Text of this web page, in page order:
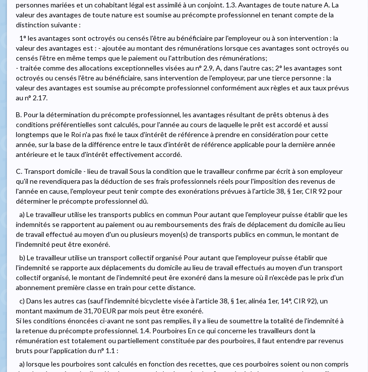
personnes mariées et un cohabitant légal est assimilé à un conjoint. 1.3. Avantages de toute nature A. La
valeur des avantages de toute nature est soumise au précompte professionnel en tenant compte de la
distinction suivante :
1° les avantages sont octroyés ou censés l'être au bénéficiaire par l'employeur ou à son intervention : la
valeur des avantages est : - ajoutée au montant des rémunérations lorsque ces avantages sont octroyés ou
censés l'être en même temps que le paiement ou l'attribution des rémunérations;
- traitée comme des allocations exceptionnelles visées au n° 2.9, A, dans l'autre cas; 2° les avantages sont
octroyés ou censés l'être au bénéficiaire, sans intervention de l'employeur, par une tierce personne : la
valeur des avantages est soumise au précompte professionnel conformément aux règles et aux taux prévus
au n° 2.17.
B. Pour la détermination du précompte professionnel, les avantages résultant de prêts obtenus à des
conditions préférentielles sont calculés, pour l'année au cours de laquelle le prêt est accordé et aussi
longtemps que le Roi n'a pas fixé le taux d'intérêt de référence à prendre en considération pour cette
année, sur la base de la différence entre le taux d'intérêt de référence applicable pour la dernière année
antérieure et le taux d'intérêt effectivement accordé.
C. Transport domicile - lieu de travail Sous la condition que le travailleur confirme par écrit à son employeur
qu'il ne revendiquera pas la déduction de ses frais professionnels réels pour l'imposition des revenus de
l'année en cause, l'employeur peut tenir compte des exonérations prévues à l'article 38, § 1er, CIR 92 pour
déterminer le précompte professionnel dû.
a) Le travailleur utilise les transports publics en commun Pour autant que l'employeur puisse établir que les
indemnités se rapportent au paiement ou au remboursements des frais de déplacement du domicile au lieu
de travail effectué au moyen d'un ou plusieurs moyen(s) de transports publics en commun, le montant de
l'indemnité peut être exonéré.
b) Le travailleur utilise un transport collectif organisé Pour autant que l'employeur puisse établir que
l'indemnité se rapporte aux déplacements du domicile au lieu de travail effectués au moyen d'un transport
collectif organisé, le montant de l'indemnité peut êre exonéré dans la mesure où il n'excède pas le prix d'un
abonnement première classe en train pour cette distance.
c) Dans les autres cas (sauf l'indemnité bicyclette visée à l'article 38, § 1er, alinéa 1er, 14°, CIR 92), un
montant maximum de 31,70 EUR par mois peut être exonéré.
Si les conditions énoncées ci-avant ne sont pas remplies, il y a lieu de soumettre la totalité de l'indemnité à
la retenue du précompte professionnel. 1.4. Pourboires En ce qui concerne les travailleurs dont la
rémunération est totalement ou partiellement constituée par des pourboires, il faut entendre par revenus
bruts pour l'application du n° 1.1 :
a) lorsque les pourboires sont calculés en fonction des recettes, que ces pourboires soient ou non compris